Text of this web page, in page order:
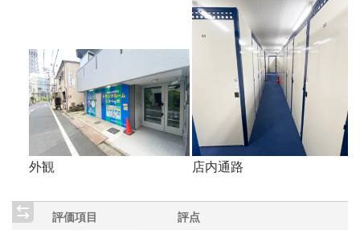
外観 店内通路
評価項目 評点